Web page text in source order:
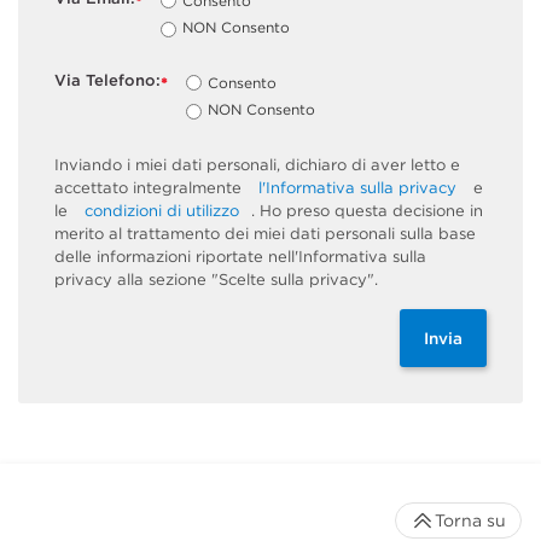
NON Consento
*
Via Telefono:
Consento
NON Consento
Inviando i miei dati personali, dichiaro di aver letto e
accettato integralmente
l'Informativa sulla privacy
e
le
condizioni di utilizzo
. Ho preso questa decisione in
merito al trattamento dei miei dati personali sulla base
delle informazioni riportate nell'Informativa sulla
privacy alla sezione "Scelte sulla privacy".
Invia
Torna su